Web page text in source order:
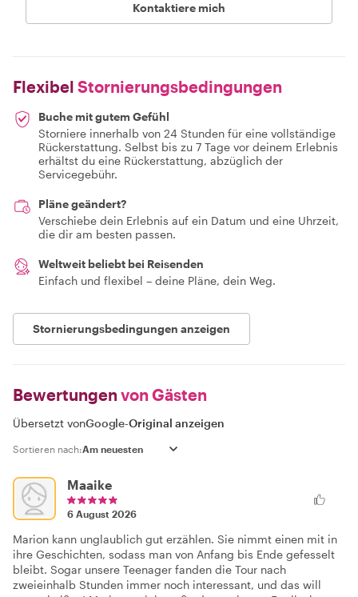
Kontaktiere mich
Flexibel Stornierungsbedingungen
Buche mit gutem Gefühl
Storniere innerhalb von 24 Stunden für eine vollständige
Rückerstattung. Selbst bis zu 7 Tage vor deinem Erlebnis
erhältst du eine Rückerstattung, abzüglich der
Servicegebühr.
Pläne geändert?
Verschiebe dein Erlebnis auf ein Datum und eine Uhrzeit,
die dir am besten passen.
Weltweit beliebt bei Reisenden
Einfach und flexibel – deine Pläne, dein Weg.
Stornierungsbedingungen anzeigen
Bewertungen von Gästen
Übersetzt vonGoogle-Original anzeigen
Sortieren nach:
Maaike
6 August 2026
Marion kann unglaublich gut erzählen. Sie nimmt einen mit in
ihre Geschichten, sodass man von Anfang bis Ende gefesselt
bleibt. Sogar unsere Teenager fanden die Tour nach
zweieinhalb Stunden immer noch interessant, und das will